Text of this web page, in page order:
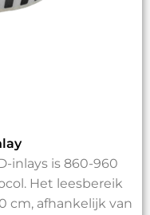
inlays is 860-960
Het leesbereik
cm, afhankelijk van